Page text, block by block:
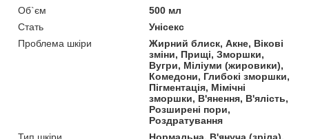
Об`єм
500 мл
Стать
Унісекс
Проблема шкіри
Жирний блиск, Акне, Вікові
зміни, Прищі, Зморшки,
Вугри, Міліуми (жировики),
Комедони, Глибокі зморшки,
Пігментація, Мімічні
зморшки, В'янення, В'ялість,
Розширені пори,
Роздратування
Тип шкіри
Нормальна, В'януча (зріла),